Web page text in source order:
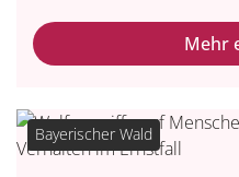
Mehr
Bayerischer Wald